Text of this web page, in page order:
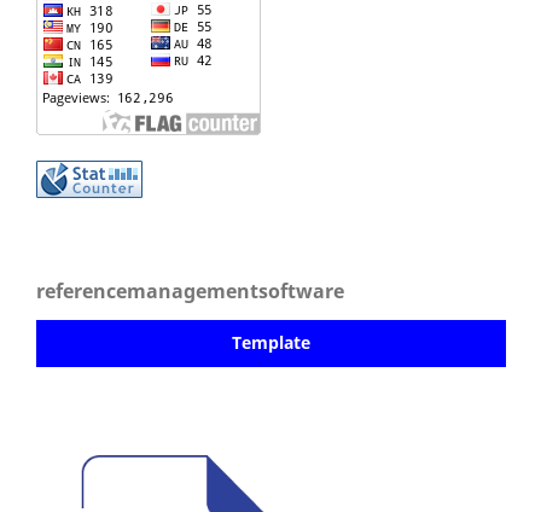
referencemanagementsoftware
Template